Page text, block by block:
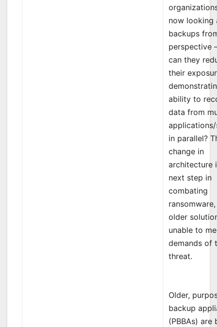
now looking
backups
perspective
can they
their
ability to
data from
in parallel?
change in
architecture
next step in
combating
older
unable to
demands of
threat.
Older,
backup
(PBBAs) are